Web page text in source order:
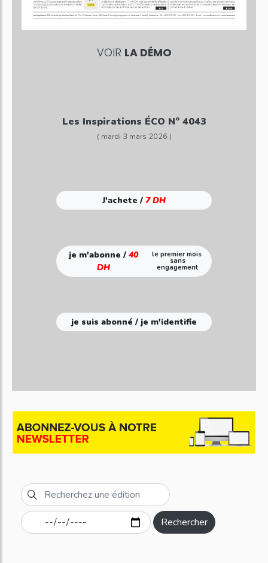
VOIR LA DÉMO
Les Inspirations ÉCO N° 4043
( mardi 3 mars 2026 )
J'achete / 7 DH
je m'abonne /40
DH
le premier mois
sans
engagement
je suis abonné / je m'identifie
Rechercher